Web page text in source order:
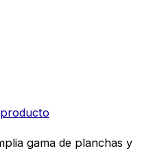
gama de planchas y